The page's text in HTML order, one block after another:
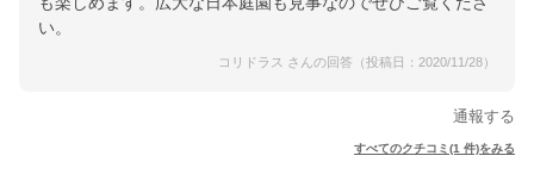
い。
コリドラス さんの回答（投稿日：2020/11/28）
通報する
すべてのクチコミ(1 件)をみる